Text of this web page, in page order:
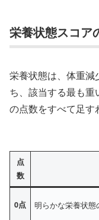
栄養状態スコア
栄養状態は、体重減
ち、該当する最も重
の点数をすべて足す
点
数
0点 明らかな栄養状態